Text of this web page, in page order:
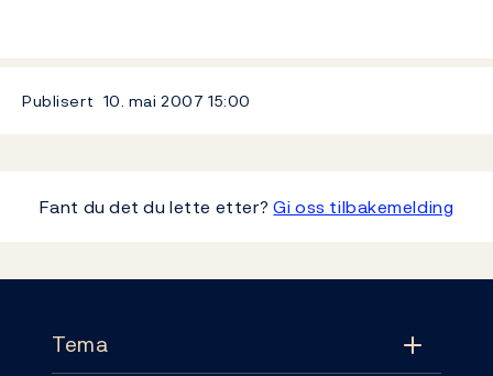
Publisert 10. mai 2007 15:00
Fant du det du lette etter?Gi oss tilbakemelding
Tema